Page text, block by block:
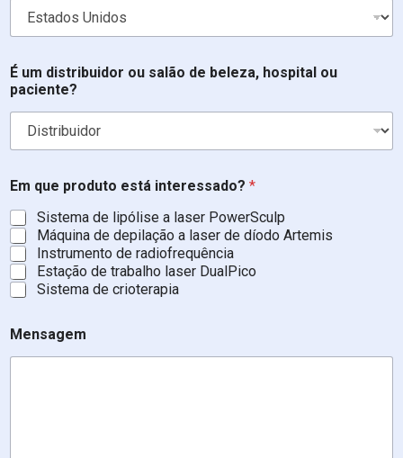
n
t
e
s
a
d
o
?
N
o
m
*
É um distribuidor ou salão de beleza, hospital ou
paciente?
Em que produto está interessado? *
Sistema de lipólise a laser PowerSculp
Máquina de depilação a laser de díodo Artemis
Instrumento de radiofrequência
Estação de trabalho laser DualPico
Sistema de crioterapia
Mensagem